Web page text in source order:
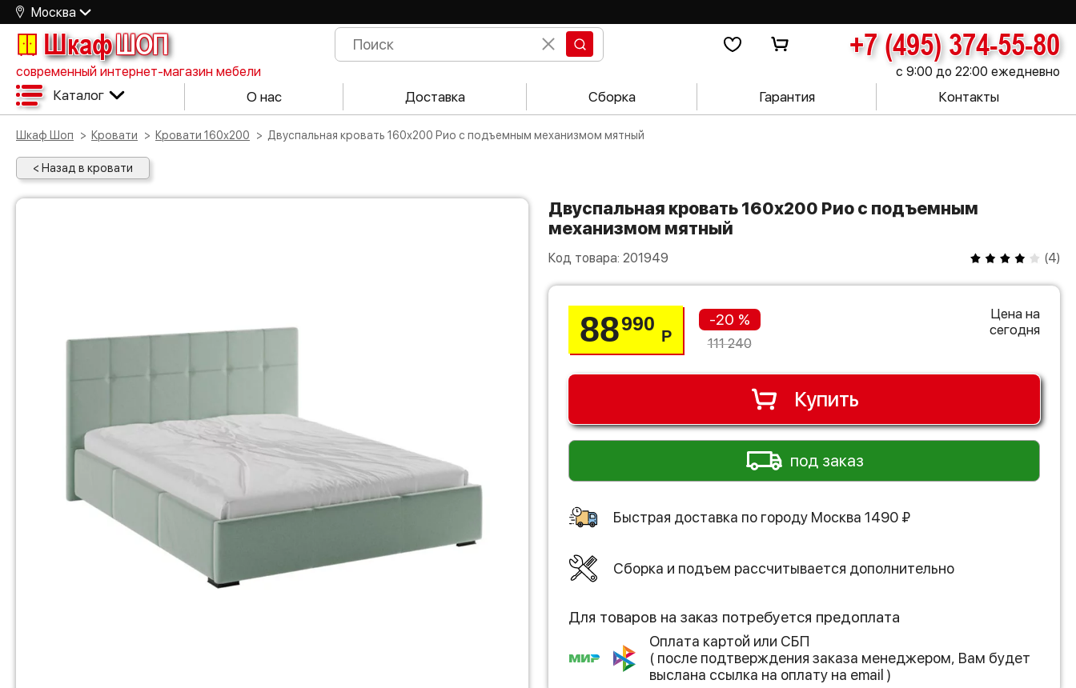
Москва
ШкафШОП +7 (495) 374-55-80
современный интернет-магазин мебели с 9:00 до 22:00 ежедневно
Каталог О нас Доставка Сборка Гарантия Контакты
Шкаф Шоп Кровати Кровати 160х200 Двуспальная кровать 160х200 Рио с подъемным механизмом мятный
< Назад в кровати
Двуспальная кровать 160х200 Рио с подъемным
механизмом мятный
Код товара: 201949 (4)
88990
Р
-20 %
111 240
Цена на
сегодня
Купить
под заказ
Быстрая доставка по городу Москва 1490 ₽
Сборка и подъем рассчитывается дополнительно
Для товаров на заказ потребуется предоплата
Оплата картой или СБП
( после подтверждения заказа менеджером, Вам будет
выслана ссылка на оплату на email )